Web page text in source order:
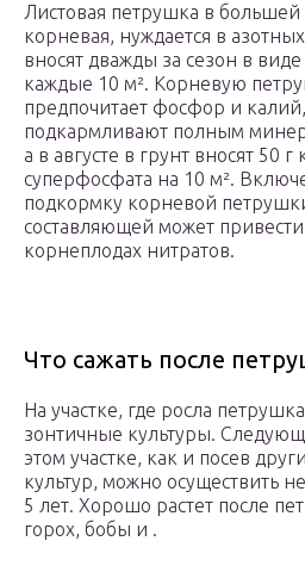
Листовая петрушка в большей
корневая, нуждается в
вносят дважды за сезон в
каждые 10 м². Корневую
предпочитает фосфор и
подкармливают полным
а в августе в грунт вносят 50
суперфосфата на 10 м².
подкормку корневой
составляющей может
корнеплодах нитратов.
Что сажать после
На участке, где росла
зонтичные культуры.
этом участке, как и посев
культур, можно осуществить
5 лет. Хорошо растет после
горох, бобы и .